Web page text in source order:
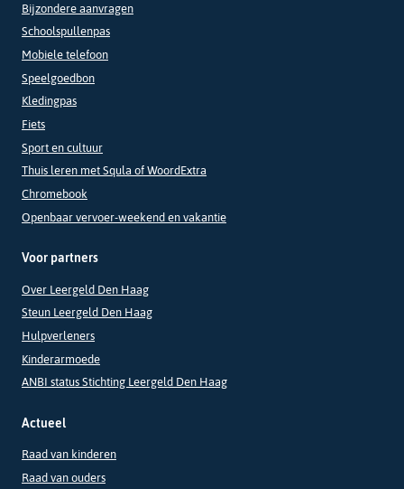
Bijzondere aanvragen
Schoolspullenpas
Mobiele telefoon
Speelgoedbon
Kledingpas
Fiets
Sport en cultuur
Thuis leren met Squla of WoordExtra
Chromebook
Openbaar vervoer-weekend en vakantie
Voor partners
Over Leergeld Den Haag
Steun Leergeld Den Haag
Hulpverleners
Kinderarmoede
ANBI status Stichting Leergeld Den Haag
Actueel
Raad van kinderen
Raad van ouders